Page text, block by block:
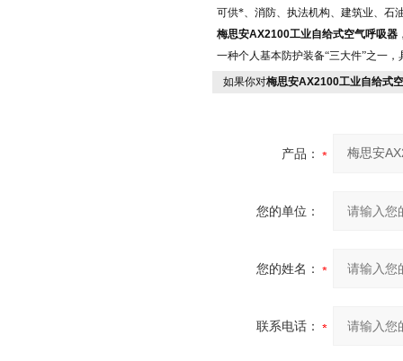
可供*、消防、执法机构、建筑业、石
梅思安AX2100工业自给式空气呼吸器
一种个人基本防护装备“三大件”之一，
如果你对梅思安AX2100工业自给式
产品：
您的单位：
您的姓名：
联系电话：